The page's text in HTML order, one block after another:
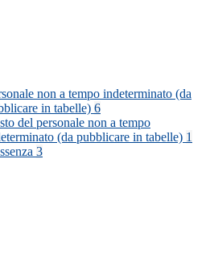
non a tempo indeterminato (da
in tabelle) 6
del personale non a tempo
(da pubblicare in tabelle) 1
3